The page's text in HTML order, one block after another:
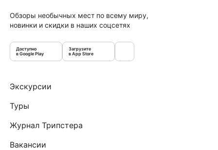
Обзоры необычных мест по всему миру,
новинки и скидки в наших соцсетях
Доступно
в Google Play
Загрузите
в App Store
Экскурсии
Туры
Журнал Трипстера
Вакансии